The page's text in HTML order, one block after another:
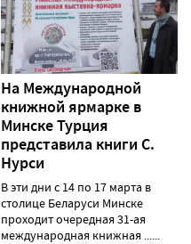
На Международной
книжной ярмарке в
Минске Турция
представила книги С.
Нурси
В эти дни с 14 по 17 марта в
столице Беларуси Минске
проходит очередная 31-ая
международная книжная ......